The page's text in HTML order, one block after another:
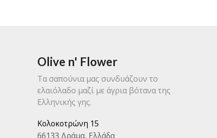
Olive n' Flower
Τα σαπούνια μας συνδυάζουν το
ελαιόλαδο μαζί με άγρια βότανα της
Ελληνικής γης.
Κολοκοτρώνη 15
66133 Δράμα, Ελλάδα